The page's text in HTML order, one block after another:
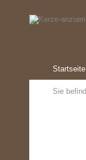
Startseite
Sie